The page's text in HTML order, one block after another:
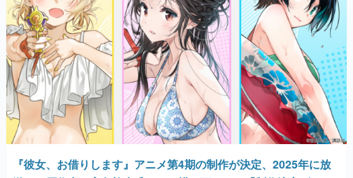
特集記事
マンガ
女性向け
アプリレビュー
その他
『彼女、お借りします』アニメ第4期の制作が決定、2025年に放
送へ。原作者・宮島礼吏氏による描き下ろしの「制作決定ビジュ
アル」と原作イラストを使用したPVも公開
2024年7月12日 公開